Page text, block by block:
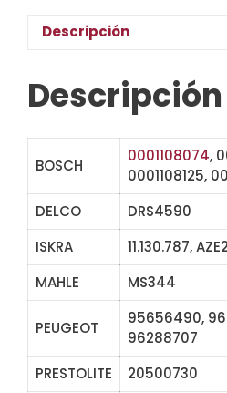
Descripción
Descripción
BOSCH
0001108074,
0001108125,
DELCO
DRS4590
ISKRA
11.130.787,
MAHLE
MS344
PEUGEOT
95656490,
96288707
PRESTOLITE
20500730